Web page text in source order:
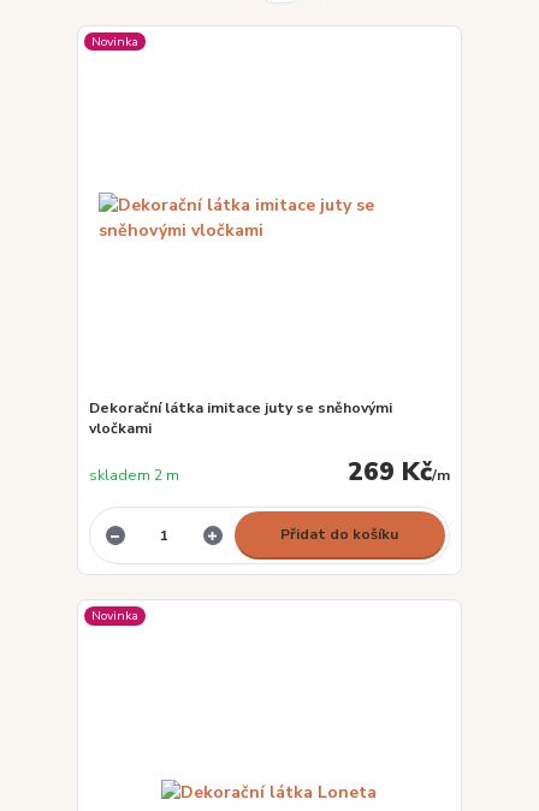
Novinka
Dekorační látka imitace juty se sněhovými
vločkami
269 Kč/m
skladem 2 m
Přidat do košíku
Novinka